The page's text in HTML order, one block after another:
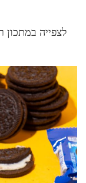
לצפייה במתכון